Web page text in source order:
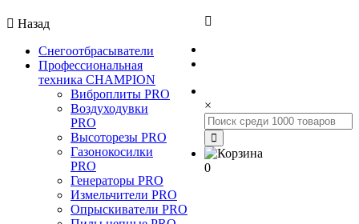
×
0
Назад
Снегоотбрасыватели
Профессиональная
техника CHAMPION
Виброплиты PRO
Воздуходувки
PRO
Высоторезы PRO
Газонокосилки
PRO
Генераторы PRO
Измельчители PRO
Опрыскиватели PRO